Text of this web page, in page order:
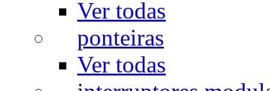
Ver todas
ponteiras
Ver todas